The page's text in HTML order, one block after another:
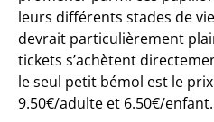
leurs différents stades de
devrait particulièrement
tickets s’achètent
le seul petit bémol est le
9.50€/adulte et 6.50€/enfant.